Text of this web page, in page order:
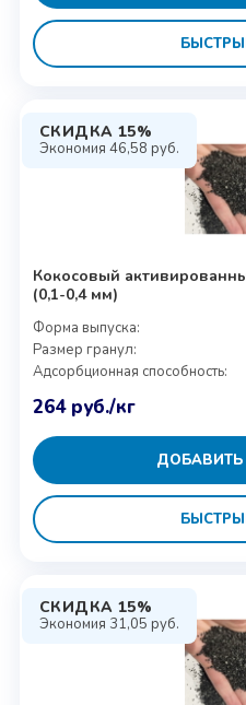
СКИДКА 15%
Экономия 46,58 руб.
Кокосовый
(0,1-0,4 мм)
Форма выпуска:
Размер гранул:
Адсорбционная способность:
264 руб./кг
ДОБАВИТЬ
СКИДКА 15%
Экономия 31,05 руб.